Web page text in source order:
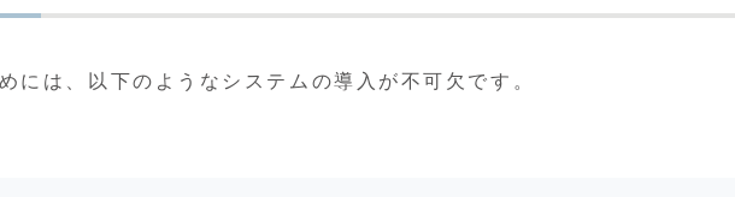
には、以下のようなシステムの導入が不可欠です。